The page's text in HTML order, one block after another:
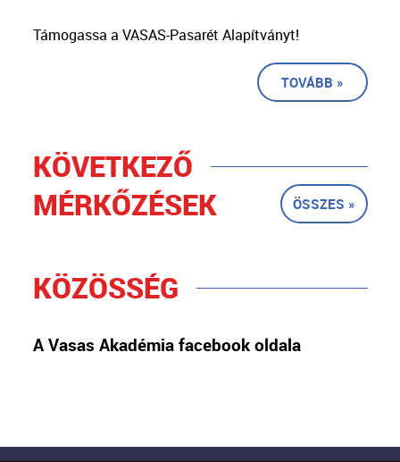
Támogassa a VASAS-Pasarét Alapítványt!
TOVÁBB »
KÖVETKEZŐ
MÉRKŐZÉSEK
ÖSSZES »
KÖZÖSSÉG
A Vasas Akadémia facebook oldala